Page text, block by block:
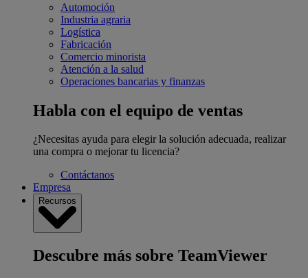
Automoción
Industria agraria
Logística
Fabricación
Comercio minorista
Atención a la salud
Operaciones bancarias y finanzas
Habla con el equipo de ventas
¿Necesitas ayuda para elegir la solución adecuada, realizar
una compra o mejorar tu licencia?
Contáctanos
Empresa
Recursos
Descubre más sobre TeamViewer